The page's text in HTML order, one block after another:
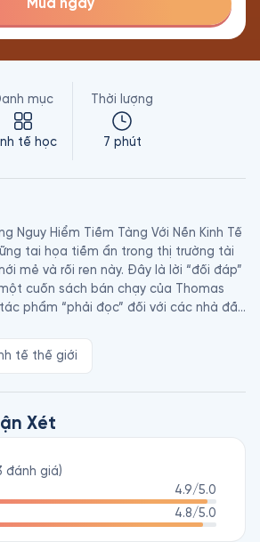
Mua ngay
mục
tế học
Thời lượng
7 phút
Nguy Hiểm Tiềm Tàng Với Nền Kinh Tế
tai họa tiềm ẩn trong thị trường tài
mẻ và rối ren này. Đây là lời “đối đáp”
cuốn sách bán chạy của Thomas
phẩm “phải đọc” đối với các nhà đầu
sách, và bất cứ ai lo lắng về những
chí Kinh tế Quốc tế. Ngoài ra, ông
đốc điều hành của Johnson Smick
ty tư vấn tài chính ở Washington, Hoa
kỷ qua, ông đã nhiều lần trao đổi
chức thuộc Ngân hàng trung ương
và Ben Bernanke), đồng thời tư
và nhà đầu tư hàng đầu ở Phố Wall.
tế thế giới
Xét
đánh giá)
4.9/5.0
4.8/5.0